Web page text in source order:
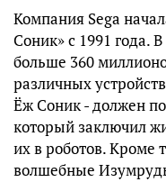
Компания Sega
Соник» с 1991 года.
больше 360
различных
Ёж Соник - должен
который заключил
их в роботов. Кроме
волшебные